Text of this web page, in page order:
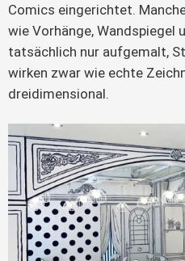
Comics eingerichtet.
wie Vorhänge, Wandspiegel
tatsächlich nur aufgemalt,
wirken zwar wie echte
dreidimensional.